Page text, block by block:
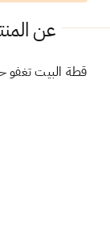
عن
قطة البيت تغفو